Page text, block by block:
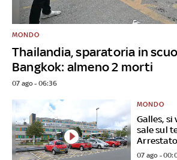
Thailandia, sparatoria in
Bangkok: almeno 2 morti
MONDO
07 ago - 06:36
Galles, si
sale sul
Arrestato
MONDO
07 ago -